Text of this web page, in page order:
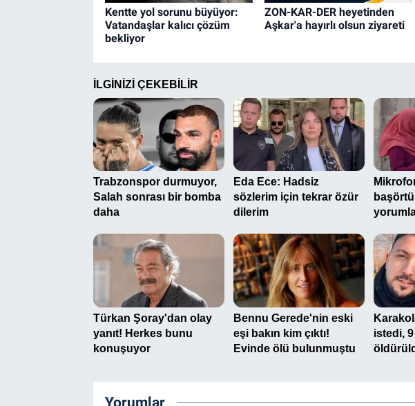
Kentte yol sorunu büyüyor:
Vatandaşlar kalıcı çözüm
bekliyor
ZON-KAR-DER heyetinden
Aşkar'a hayırlı olsun ziyareti
Yorumlar